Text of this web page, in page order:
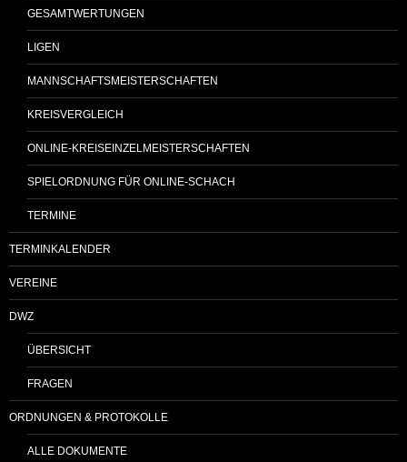
GESAMTWERTUNGEN
LIGEN
MANNSCHAFTSMEISTERSCHAFTEN
KREISVERGLEICH
ONLINE-KREISEINZELMEISTERSCHAFTEN
SPIELORDNUNG FÜR ONLINE-SCHACH
TERMINE
TERMINKALENDER
VEREINE
DWZ
ÜBERSICHT
FRAGEN
ORDNUNGEN & PROTOKOLLE
ALLE DOKUMENTE